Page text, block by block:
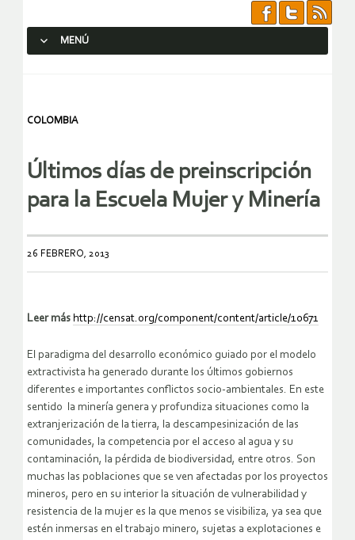
MENÚ
COLOMBIA
Últimos días de preinscripción
para la Escuela Mujer y Minería
26 FEBRERO, 2013
Leer más http://censat.org/component/content/article/10671
El paradigma del desarrollo económico guiado por el modelo
extractivista ha generado durante los últimos gobiernos
diferentes e importantes conflictos socio-ambientales. En este
sentido la minería genera y profundiza situaciones como la
extranjerización de la tierra, la descampesinización de las
comunidades, la competencia por el acceso al agua y su
contaminación, la pérdida de biodiversidad, entre otros. Son
muchas las poblaciones que se ven afectadas por los proyectos
mineros, pero en su interior la situación de vulnerabilidad y
resistencia de la mujer es la que menos se visibiliza, ya sea que
estén inmersas en el trabajo minero, sujetas a explotaciones e